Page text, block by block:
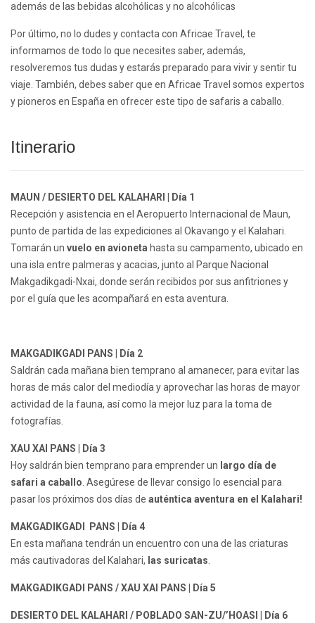
además de las bebidas alcohólicas y no alcohólicas
Por último, no lo dudes y contacta con Africae Travel, te
informamos de todo lo que necesites saber, además,
resolveremos tus dudas y estarás preparado para vivir y sentir tu
viaje. También, debes saber que en Africae Travel somos expertos
y pioneros en España en ofrecer este tipo de safaris a caballo.
Itinerario
MAUN / DESIERTO DEL KALAHARI | Día 1
Recepción y asistencia en el Aeropuerto Internacional de Maun,
punto de partida de las expediciones al Okavango y el Kalahari.
Tomarán un vuelo en avioneta hasta su campamento, ubicado en
una isla entre palmeras y acacias, junto al Parque Nacional
Makgadikgadi-Nxai, donde serán recibidos por sus anfitriones y
por el guía que les acompañará en esta aventura.
MAKGADIKGADI PANS | Día 2
Saldrán cada mañana bien temprano al amanecer, para evitar las
horas de más calor del mediodía y aprovechar las horas de mayor
actividad de la fauna, así como la mejor luz para la toma de
fotografías.
XAU XAI PANS | Día 3
Hoy saldrán bien temprano para emprender un largo día de
safari a caballo. Asegúrese de llevar consigo lo esencial para
pasar los próximos dos días de auténtica aventura en el Kalahari!
MAKGADIKGADI PANS | Día 4
En esta mañana tendrán un encuentro con una de las criaturas
más cautivadoras del Kalahari, las suricatas.
MAKGADIKGADI PANS / XAU XAI PANS | Día 5
DESIERTO DEL KALAHARI / POBLADO SAN-ZU/’HOASI | Día 6